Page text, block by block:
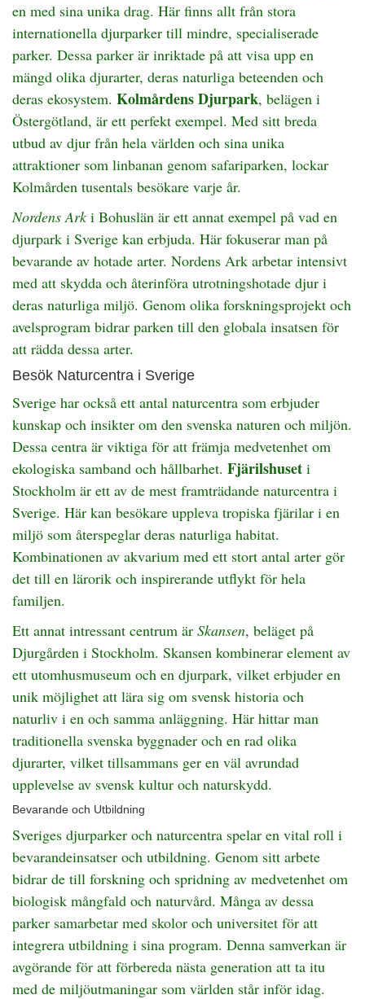
en med sina unika drag. Här finns allt från stora
internationella djurparker till mindre, specialiserade
parker. Dessa parker är inriktade på att visa upp en
mängd olika djurarter, deras naturliga beteenden och
deras ekosystem. Kolmårdens Djurpark, belägen i
Östergötland, är ett perfekt exempel. Med sitt breda
utbud av djur från hela världen och sina unika
attraktioner som linbanan genom safariparken, lockar
Kolmården tusentals besökare varje år.
Nordens Ark i Bohuslän är ett annat exempel på vad en
djurpark i Sverige kan erbjuda. Här fokuserar man på
bevarande av hotade arter. Nordens Ark arbetar intensivt
med att skydda och återinföra utrotningshotade djur i
deras naturliga miljö. Genom olika forskningsprojekt och
avelsprogram bidrar parken till den globala insatsen för
att rädda dessa arter.
Besök Naturcentra i Sverige
Sverige har också ett antal naturcentra som erbjuder
kunskap och insikter om den svenska naturen och miljön.
Dessa centra är viktiga för att främja medvetenhet om
ekologiska samband och hållbarhet. Fjärilshuset i
Stockholm är ett av de mest framträdande naturcentra i
Sverige. Här kan besökare uppleva tropiska fjärilar i en
miljö som återspeglar deras naturliga habitat.
Kombinationen av akvarium med ett stort antal arter gör
det till en lärorik och inspirerande utflykt för hela
familjen.
Ett annat intressant centrum är Skansen, beläget på
Djurgården i Stockholm. Skansen kombinerar element av
ett utomhusmuseum och en djurpark, vilket erbjuder en
unik möjlighet att lära sig om svensk historia och
naturliv i en och samma anläggning. Här hittar man
traditionella svenska byggnader och en rad olika
djurarter, vilket tillsammans ger en väl avrundad
upplevelse av svensk kultur och naturskydd.
Bevarande och Utbildning
Sveriges djurparker och naturcentra spelar en vital roll i
bevarandeinsatser och utbildning. Genom sitt arbete
bidrar de till forskning och spridning av medvetenhet om
biologisk mångfald och naturvård. Många av dessa
parker samarbetar med skolor och universitet för att
integrera utbildning i sina program. Denna samverkan är
avgörande för att förbereda nästa generation att ta itu
med de miljöutmaningar som världen står inför idag.